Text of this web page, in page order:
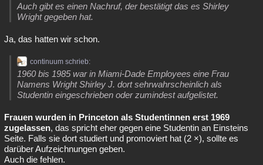
Auch gibt es einen Nachruf, der bestätigt das es Shirley
Wright gegeben hat.
Ja, das hatten wir schon.
continuum schrieb:
1960 bis 1985 war in Miami-Dade Employees eine Frau
Namens Wright Shirley J. dort sehrwahrscheinlich als
Studentin eingeschrieben oder zumindest aufgelistet.
Frauen wurden in Princeton als Studentinnen erst 1969
zugelassen, das spricht eher gegen eine Studentin an Einsteins
Seite. Falls sie dort studiert und promoviert hat (2 ×), sollte es
darüber Aufzeichnungen geben.
Auch die fehlen.